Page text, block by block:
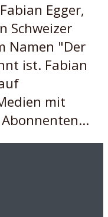
Egger,
Schweizer
Namen "Der
ist. Fabian
mit